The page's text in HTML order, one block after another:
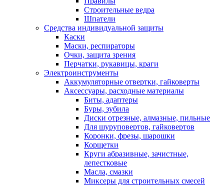
Строительные ведра
Шпатели
Средства индивидуальной защиты
Каски
Маски, респираторы
Очки, защита зрения
Перчатки, рукавицы, краги
Электроинструменты
Аккумуляторные отвертки, гайковерты
Аксессуары, расходные материалы
Биты, адаптеры
Буры, зубила
Диски отрезные, алмазные, пильные
Для шуруповертов, гайковертов
Коронки, фрезы, шарошки
Корщетки
Круги абразивные, зачистные,
лепестковые
Масла, смазки
Миксеры для строительных смесей